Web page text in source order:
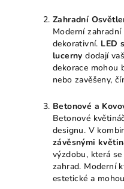
Zahradní
Moderní
dekorativní. LED
lucerny dodají
dekorace mohou
nebo zavěšeny,
Betonové a
Betonové
designu. V
závěsnými
výzdobu, která
zahrad. Moderní
estetické a